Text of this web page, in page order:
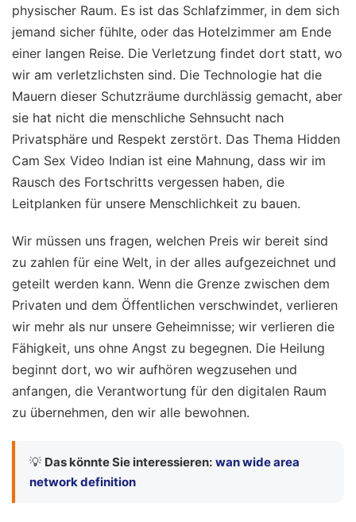
physischer Raum. Es ist das Schlafzimmer, in dem sich
jemand sicher fühlte, oder das Hotelzimmer am Ende
einer langen Reise. Die Verletzung findet dort statt, wo
wir am verletzlichsten sind. Die Technologie hat die
Mauern dieser Schutzräume durchlässig gemacht, aber
sie hat nicht die menschliche Sehnsucht nach
Privatsphäre und Respekt zerstört. Das Thema Hidden
Cam Sex Video Indian ist eine Mahnung, dass wir im
Rausch des Fortschritts vergessen haben, die
Leitplanken für unsere Menschlichkeit zu bauen.
Wir müssen uns fragen, welchen Preis wir bereit sind
zu zahlen für eine Welt, in der alles aufgezeichnet und
geteilt werden kann. Wenn die Grenze zwischen dem
Privaten und dem Öffentlichen verschwindet, verlieren
wir mehr als nur unsere Geheimnisse; wir verlieren die
Fähigkeit, uns ohne Angst zu begegnen. Die Heilung
beginnt dort, wo wir aufhören wegzusehen und
anfangen, die Verantwortung für den digitalen Raum
zu übernehmen, den wir alle bewohnen.
💡 Das könnte Sie interessieren: wan wide area
network definition